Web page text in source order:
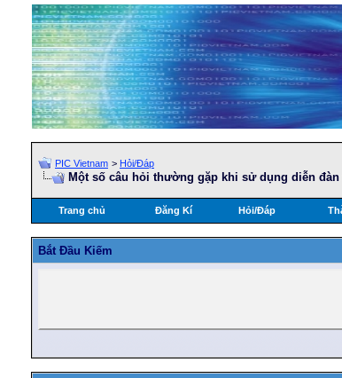
PIC Vietnam > Hỏi/Ðáp
Một số câu hỏi thường gặp khi sử dụng diễn đàn
Trang chủ Đăng Kí Hỏi/Ðáp
Bắt Ðầu Kiếm